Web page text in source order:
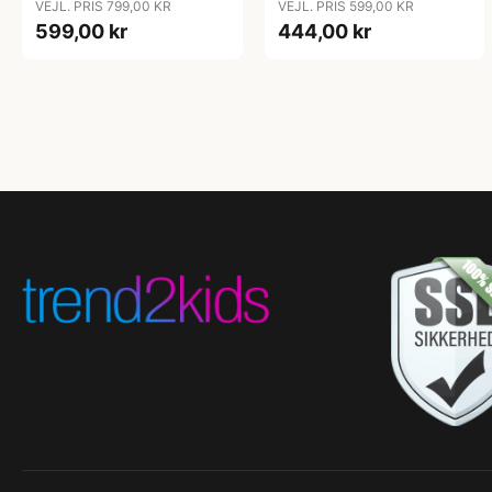
VEJL. PRIS 799,00 KR
599,00 kr
VEJL. PRIS 599,00 KR
444,00 kr